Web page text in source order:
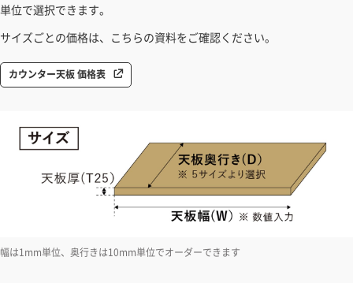
単位で選択できます。
サイズごとの価格は、こちらの資料をご確認ください。
カウンター天板 価格表
幅は1mm単位、奥行きは10mm単位でオーダーできます